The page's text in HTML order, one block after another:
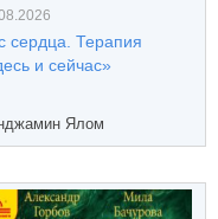
сердца. Терапия
и сейчас»
Ялом